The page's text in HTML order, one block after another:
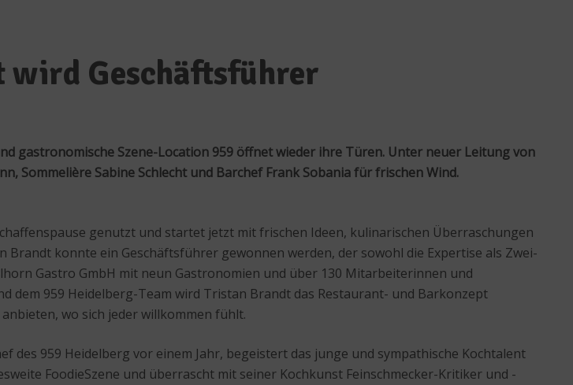
wird Geschäftsführer
gastronomische Szene-Location 959 öffnet wieder ihre Türen. Unter neuer Leitung von
Sommelière Sabine Schlecht und Barchef Frank Sobania für frischen Wind.
genutzt und startet jetzt mit frischen Ideen, kulinarischen Überraschungen
konnte ein Geschäftsführer gewonnen werden, der sowohl die Expertise als Zwei-
Gastro GmbH mit neun Gastronomien und über 130 Mitarbeiterinnen und
dem 959 Heidelberg-Team wird Tristan Brandt das Restaurant- und Barkonzept
wo sich jeder willkommen fühlt.
des 959 Heidelberg vor einem Jahr, begeistert das junge und sympathische Kochtalent
FoodieSzene und überrascht mit seiner Kochkunst Feinschmecker-Kritiker und -